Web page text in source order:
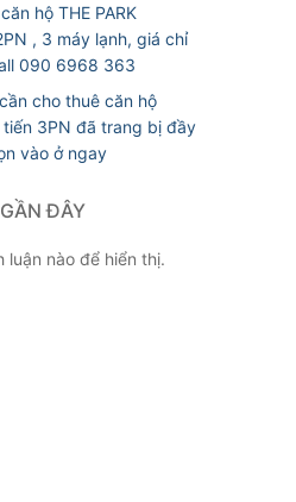
hộ THE PARK
, 3 máy lạnh, giá chỉ
090 6968 363
cho thuê căn hộ
tiến 3PN đã trang bị đầy
vào ở ngay
ĐÂY
luận nào để hiển thị.